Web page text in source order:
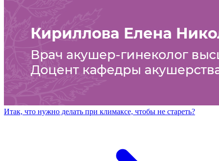
Итак, что нужно делать при климаксе, чтобы не стареть?